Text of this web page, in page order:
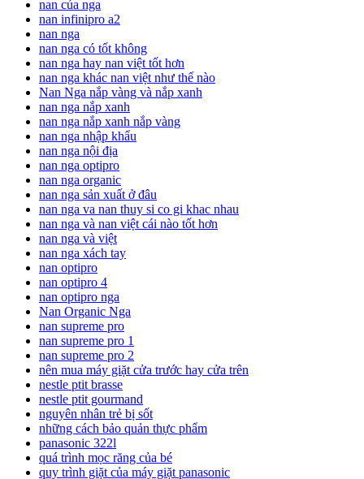
nan của nga
nan infinipro a2
nan nga
nan nga có tốt không
nan nga hay nan việt tốt hơn
nan nga khác nan việt như thế nào
Nan Nga nắp vàng và nắp xanh
nan nga nắp xanh
nan nga nắp xanh nắp vàng
nan nga nhập khẩu
nan nga nội địa
nan nga optipro
nan nga organic
nan nga sản xuất ở đâu
nan nga va nan thuy si co gi khac nhau
nan nga và nan việt cái nào tốt hơn
nan nga và việt
nan nga xách tay
nan optipro
nan optipro 4
nan optipro nga
Nan Organic Nga
nan supreme pro
nan supreme pro 1
nan supreme pro 2
nên mua máy giặt cửa trước hay cửa trên
nestle ptit brasse
nestle ptit gourmand
nguyên nhân trẻ bị sốt
những cách bảo quản thực phẩm
panasonic 322l
quá trình mọc răng của bé
quy trình giặt của máy giặt panasonic